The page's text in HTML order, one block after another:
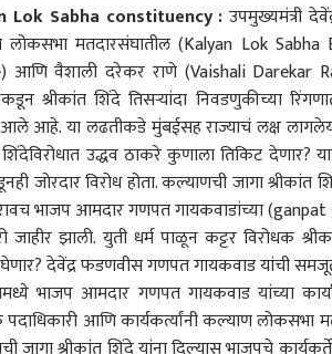
Lok Sabha constituency : उपमुख्यमंत्री
मतदारसंघातील (Kalyan Lok
आणि वैशाली दरेकर राणे (Vaishali Darekar
श्रीकांत शिंदे तिसऱ्यांदा निवडणुकीच्या
आले आहे. या लढतीकडेमुंबईसह राज्याचं लक्ष
शिंदेविरोधात उद्धव ठाकरे कुणाला तिकिट देणार?
जोरदार विरोध होता. कल्याणची जागा श्रीकांत
भाजप आमदार गणपत गायकवाडांच्या (ganpat
जाहीर झाली. युती धर्म पाळून कट्टर विरोधक
देवेंद्र फडणवीस गणपत गायकवाड यांची
भाजप आमदार गणपत गायकवाड यांच्या
पदाधिकारी आणि कार्यकर्त्यांनी कल्याण